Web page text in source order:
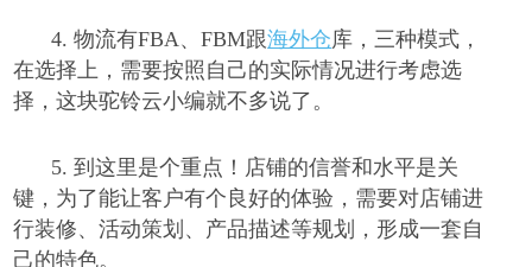
4.物流有FBA 、FBM跟海外仓库，三种模式，
在选择上，需要按照自己的实际情况进行考虑选
择，这块驼铃云小编就不多说了。
5.到这里是个重点！店铺的信誉和水平是关
键，为了能让客户有个良好的体验，需要对店铺进
行装修、活动策划、产品描述等规划，形成一套自
己的特色。